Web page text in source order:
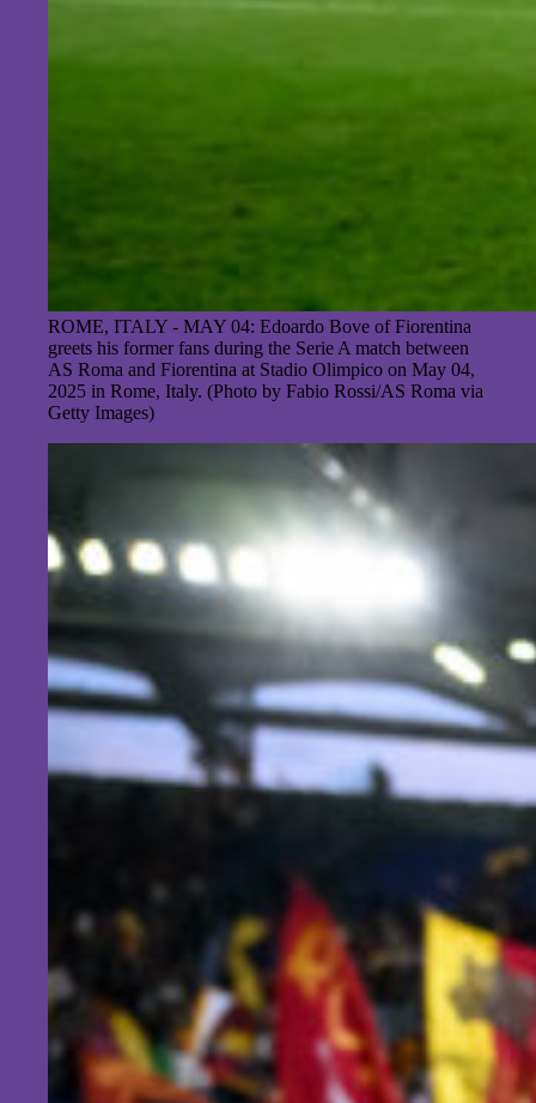
ROME, ITALY - MAY 04: Edoardo Bove of Fiorentina
greets his former fans during the Serie A match between
AS Roma and Fiorentina at Stadio Olimpico on May 04,
2025 in Rome, Italy. (Photo by Fabio Rossi/AS Roma via
Getty Images)